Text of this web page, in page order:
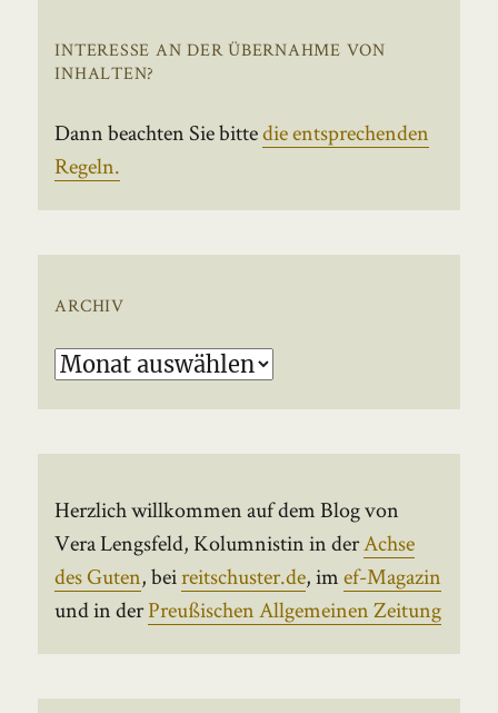
INTERESSE AN DER ÜBERNAHME VON
INHALTEN?
Dann beachten Sie bittedie entsprechenden
Regeln.
ARCHIV
Archiv
Herzlich willkommen auf dem Blog von
Vera Lengsfeld, Kolumnistin in derAchse
des Guten, beireitschuster.de, imef-Magazin
und in derPreußischen Allgemeinen Zeitung